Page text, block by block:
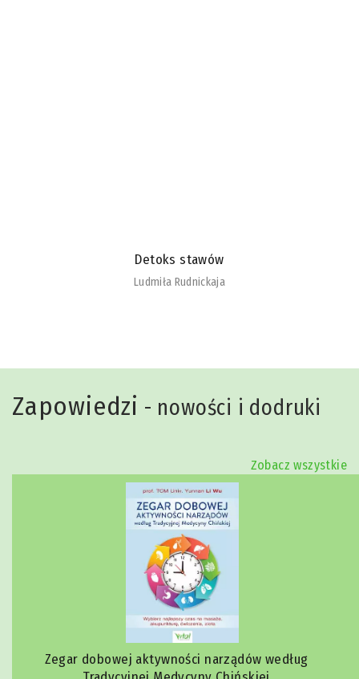
Detoks stawów
Ludmiła Rudnickaja
Zapowiedzi - nowości i dodruki
Zobacz wszystkie
Zegar dobowej aktywności narządów według